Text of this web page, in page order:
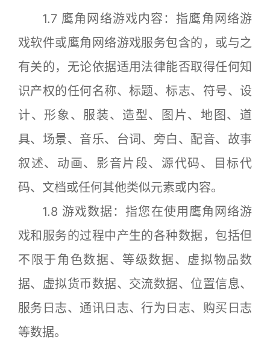
1.7 鹰角网络游戏内容：指鹰角网络游
戏软件或鹰角网络游戏服务包含的，或与之
有关的，无论依据适用法律能否取得任何知
识产权的任何名称、标题、标志、符号、设
计、形象、服装、造型、图片、地图、道
具、场景、音乐、台词、旁白、配音、故事
叙述、动画、影音片段、源代码、目标代
码、文档或任何其他类似元素或内容。
1.8 游戏数据：指您在使用鹰角网络游
戏和服务的过程中产生的各种数据，包括但
不限于角色数据、等级数据、虚拟物品数
据、虚拟货币数据、交流数据、位置信息、
服务日志、通讯日志、行为日志、购买日志
等数据。